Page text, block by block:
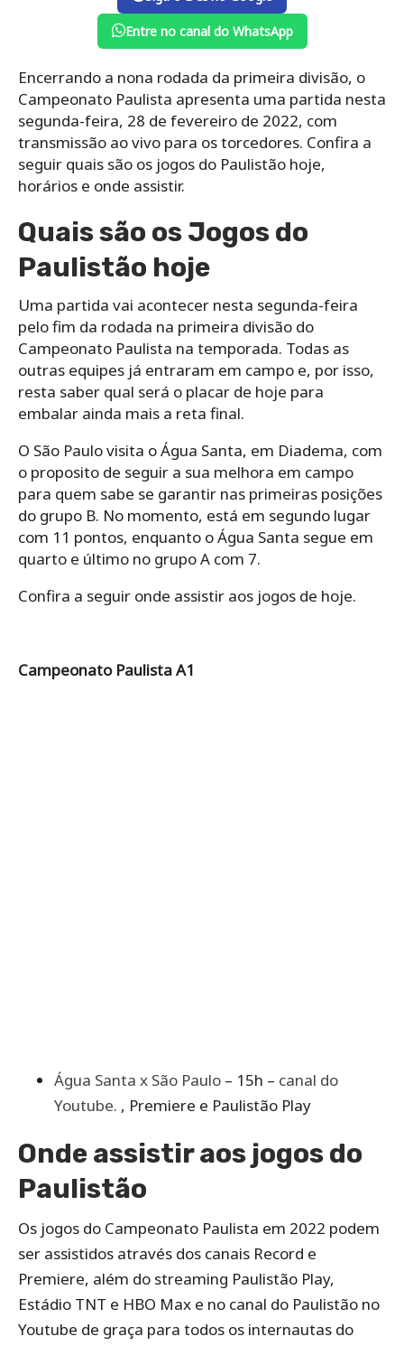
Entre no canal do WhatsApp
Encerrando a nona rodada da primeira divisão, o
Campeonato Paulista apresenta uma partida nesta
segunda-feira, 28 de fevereiro de 2022, com
transmissão ao vivo para os torcedores. Confira a
seguir quais são os jogos do Paulistão hoje,
horários e onde assistir.
Quais são os Jogos do
Paulistão hoje
Uma partida vai acontecer nesta segunda-feira
pelo fim da rodada na primeira divisão do
Campeonato Paulista na temporada. Todas as
outras equipes já entraram em campo e, por isso,
resta saber qual será o placar de hoje para
embalar ainda mais a reta final.
O São Paulo visita o Água Santa, em Diadema, com
o proposito de seguir a sua melhora em campo
para quem sabe se garantir nas primeiras posições
do grupo B. No momento, está em segundo lugar
com 11 pontos, enquanto o Água Santa segue em
quarto e último no grupo A com 7.
Confira a seguir onde assistir aos jogos de hoje.
Campeonato Paulista A1
Água Santa x São Paulo – 15h – canal do
Youtube. , Premiere e Paulistão Play
Onde assistir aos jogos do
Paulistão
Os jogos do Campeonato Paulista em 2022 podem
ser assistidos através dos canais Record e
Premiere, além do streaming Paulistão Play,
Estádio TNT e HBO Max e no canal do Paulistão no
Youtube de graça para todos os internautas do